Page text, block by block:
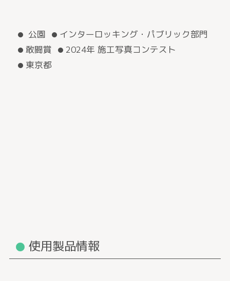
公園
インターロッキング・パブリック部門
敢闘賞
2024年 施工写真コンテスト
東京都
使用製品情報